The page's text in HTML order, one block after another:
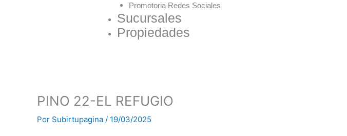
Promotoria Redes Sociales
Sucursales
Propiedades
PINO 22-EL REFUGIO
Por Subirtupagina / 19/03/2025